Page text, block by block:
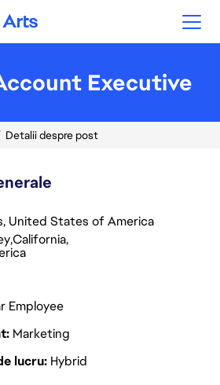
Arts
Executive
Detalii despre post
United States of America
California
Employee
Marketing
lucru Hybrid